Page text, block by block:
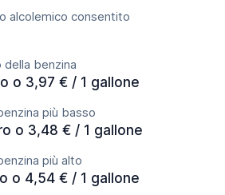
alcolemico consentito
benzina
o 3,97 € / 1 gallone
più basso
o 3,48 € / 1 gallone
più alto
o 4,54 € / 1 gallone